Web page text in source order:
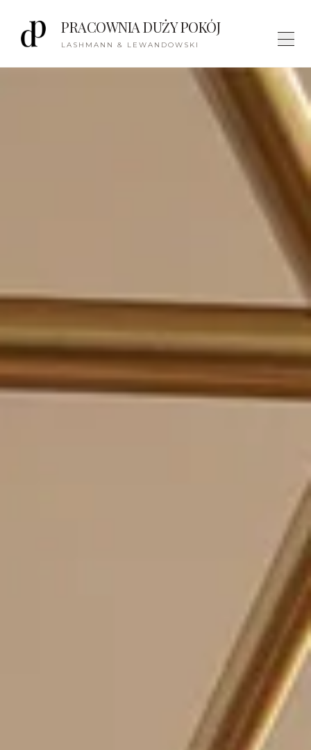
PRACOWNIA DUŻY POKÓJ
LASHMANN & LEWANDOWSKI